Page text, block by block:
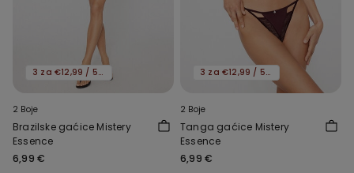
3 za €12,99 / 5 za €19,99
2 Boje
Brazilske gaćice Mistery
Essence
6,99 €
3 za €12,99 / 5 za €19,99
2 Boje
Tanga gaćice Mistery
Essence
6,99 €